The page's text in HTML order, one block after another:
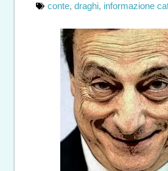
conte, draghi, informazione